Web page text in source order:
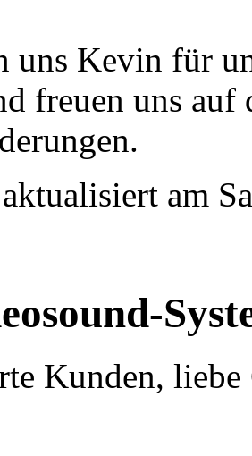
uns Kevin für
freuen uns
am
Kunden,